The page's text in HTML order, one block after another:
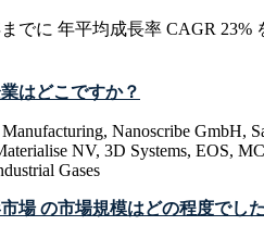
でに 年平均成長率 CAGR 23%
はどこですか？
Nanoscribe GmbH,
NV, 3D Systems, EOS,
Gases
場 の市場規模はどの程度でし